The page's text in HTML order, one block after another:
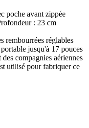
poche avant zippée
: 23 cm
rembourrées réglables
jusqu'à 17 pouces
compagnies aériennes
utilisé pour fabriquer ce